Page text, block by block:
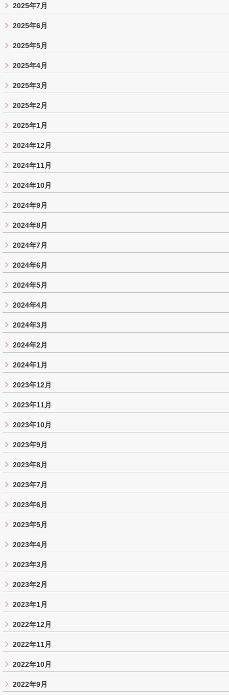
2025年7月
2025年6月
2025年5月
2025年4月
2025年3月
2025年2月
2025年1月
2024年12月
2024年11月
2024年10月
2024年9月
2024年8月
2024年7月
2024年6月
2024年5月
2024年4月
2024年3月
2024年2月
2024年1月
2023年12月
2023年11月
2023年10月
2023年9月
2023年8月
2023年7月
2023年6月
2023年5月
2023年4月
2023年3月
2023年2月
2023年1月
2022年12月
2022年11月
2022年10月
2022年9月